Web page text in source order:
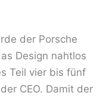
der Porsche
Design nahtlos
Teil vier bis fünf
CEO. Damit der